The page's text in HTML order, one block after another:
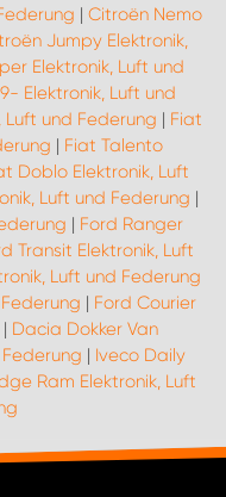
| Citroën Nemo
Jumpy Elektronik,
Elektronik, Luft und
Elektronik, Luft und
Luft und Federung | Fiat
| Fiat Talento
Doblo Elektronik, Luft
Luft und Federung |
| Ford Ranger
Transit Elektronik, Luft
Luft und Federung
| Ford Courier
| Dacia Dokker Van
| Iveco Daily
Ram Elektronik, Luft